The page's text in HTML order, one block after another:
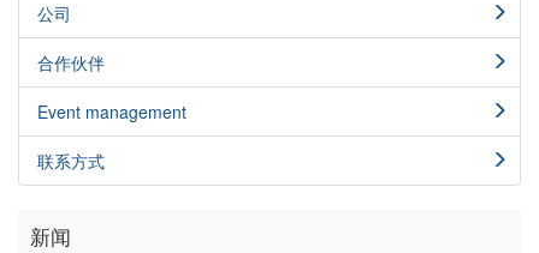
公司
合作伙伴
Event management
联系方式
新闻